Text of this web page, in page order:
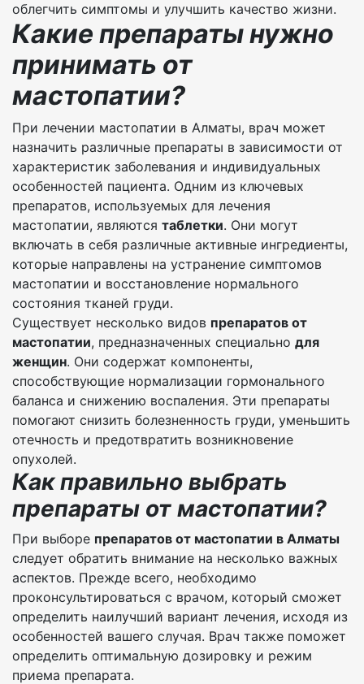
облегчить симптомы и улучшить качество жизни.
Какие препараты нужно
принимать от
мастопатии?
При лечении мастопатии в Алматы, врач может
назначить различные препараты в зависимости от
характеристик заболевания и индивидуальных
особенностей пациента. Одним из ключевых
препаратов, используемых для лечения
мастопатии, являются таблетки. Они могут
включать в себя различные активные ингредиенты,
которые направлены на устранение симптомов
мастопатии и восстановление нормального
состояния тканей груди.
Существует несколько видов препаратов от
мастопатии, предназначенных специально для
женщин. Они содержат компоненты,
способствующие нормализации гормонального
баланса и снижению воспаления. Эти препараты
помогают снизить болезненность груди, уменьшить
отечность и предотвратить возникновение
опухолей.
Как правильно выбрать
препараты от мастопатии?
При выборе препаратов от мастопатии в Алматы
следует обратить внимание на несколько важных
аспектов. Прежде всего, необходимо
проконсультироваться с врачом, который сможет
определить наилучший вариант лечения, исходя из
особенностей вашего случая. Врач также поможет
определить оптимальную дозировку и режим
приема препарата.